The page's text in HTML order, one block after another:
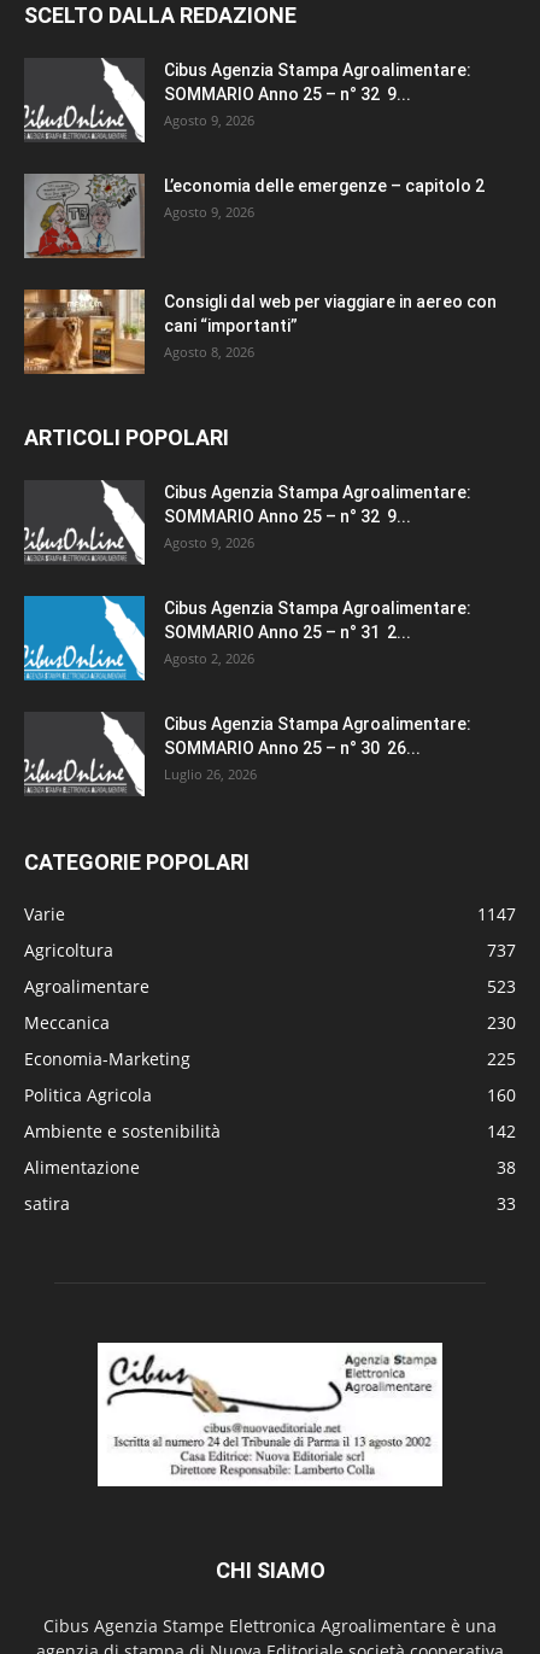
SCELTO DALLA REDAZIONE
Cibus Agenzia Stampa Agroalimentare:
SOMMARIO Anno 25 – n° 32 9...
Agosto 9, 2026
L’economia delle emergenze – capitolo 2
Agosto 9, 2026
Consigli dal web per viaggiare in aereo con
cani “importanti”
Agosto 8, 2026
ARTICOLI POPOLARI
Cibus Agenzia Stampa Agroalimentare:
SOMMARIO Anno 25 – n° 32 9...
Agosto 9, 2026
Cibus Agenzia Stampa Agroalimentare:
SOMMARIO Anno 25 – n° 31 2...
Agosto 2, 2026
Cibus Agenzia Stampa Agroalimentare:
SOMMARIO Anno 25 – n° 30 26...
Luglio 26, 2026
CATEGORIE POPOLARI
Varie
1147
Agricoltura
737
Agroalimentare
523
Meccanica
230
Economia-Marketing
225
Politica Agricola
160
Ambiente e sostenibilità
142
Alimentazione
38
satira
33
CHI SIAMO
Cibus Agenzia Stampe Elettronica Agroalimentare è una